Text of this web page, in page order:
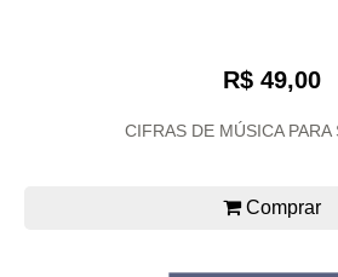
R$ 49,00
CIFRAS DE MÚSICA PARA
Comprar